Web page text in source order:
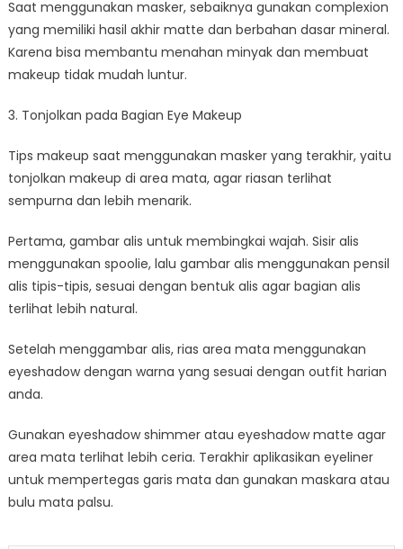
Saat menggunakan masker, sebaiknya gunakan complexion
yang memiliki hasil akhir matte dan berbahan dasar mineral.
Karena bisa membantu menahan minyak dan membuat
makeup tidak mudah luntur.
3. Tonjolkan pada Bagian Eye Makeup
Tips makeup saat menggunakan masker yang terakhir, yaitu
tonjolkan makeup di area mata, agar riasan terlihat
sempurna dan lebih menarik.
Pertama, gambar alis untuk membingkai wajah. Sisir alis
menggunakan spoolie, lalu gambar alis menggunakan pensil
alis tipis-tipis, sesuai dengan bentuk alis agar bagian alis
terlihat lebih natural.
Setelah menggambar alis, rias area mata menggunakan
eyeshadow dengan warna yang sesuai dengan outfit harian
anda.
Gunakan eyeshadow shimmer atau eyeshadow matte agar
area mata terlihat lebih ceria. Terakhir aplikasikan eyeliner
untuk mempertegas garis mata dan gunakan maskara atau
bulu mata palsu.